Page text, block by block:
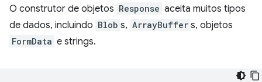
O construtor de objetos Response aceita muitos tipos
de dados, incluindo Blob s, ArrayBuffer s, objetos
FormData e strings.